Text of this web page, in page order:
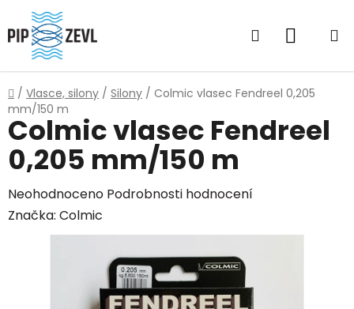
Přejít
na
obsah
Hledat
Domů
/ Vlasce, silony / Silony / Colmic vlasec Fendreel 0,205
mm/150 m
Colmic vlasec Fendreel
0,205 mm/150 m
Průměrné
hodnocení
produktu
Neohodnoceno Podrobnosti hodnocení
Značka: Colmic